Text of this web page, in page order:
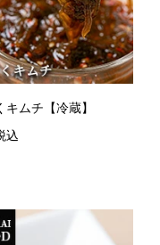
キムチ【冷蔵】
込